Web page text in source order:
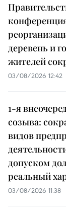
деревень и
жителей
03/08/2026 12:42
1-я
созыва:
видов
допуском
реальный
03/08/2026 11:38